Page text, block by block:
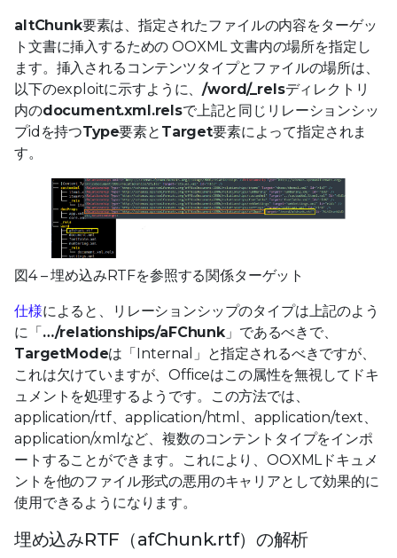
altChunk要素は、指定されたファイルの内容をターゲッ
ト文書に挿入するための OOXML 文書内の場所を指定し
ます。挿入されるコンテンツタイプとファイルの場所は、
以下のexploitに示すように、/word/_relsディレクトリ
内のdocument.xml.relsで上記と同じリレーションシッ
プidを持つType要素と Target要素によって指定されま
す。
図4 – 埋め込みRTFを参照する関係ターゲット
仕様によると、リレーションシップのタイプは上記のよう
に「…/relationships/aFChunk 」であるべきで、
TargetModeは「Internal」と指定されるべきですが、
これは欠けていますが、Officeはこの属性を無視してドキ
ュメントを処理するようです。この方法では、
application/rtf、application/html、application/text、
application/xmlなど、複数のコンテントタイプをインポ
ートすることができます。これにより、OOXMLドキュメ
ントを他のファイル形式の悪用のキャリアとして効果的に
使用できるようになります。
埋め込みRTF（afChunk.rtf）の解析